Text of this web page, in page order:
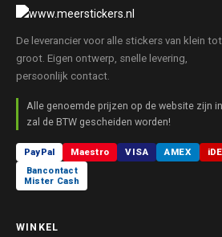
De leverancier voor alle stickers van klein tot
groot. Eigen ontwerp, snelle levering,
persoonlijk contact.
Alle genoemde prijzen op de website zijn
zal de BTW gescheiden worden!
PayPal Maestro VISA AMEX
Bancontact
Mister Cash
WINKEL